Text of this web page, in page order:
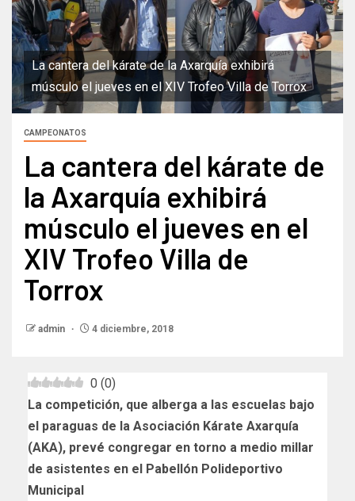
La cantera del kárate de la Axarquía exhibirá
músculo el jueves en el XIV Trofeo Villa de Torrox
CAMPEONATOS
La cantera del kárate de
la Axarquía exhibirá
músculo el jueves en el
XIV Trofeo Villa de
Torrox
admin 4 diciembre, 2018
0 (0)
La competición, que alberga a las escuelas bajo
el paraguas de la Asociación Kárate Axarquía
(AKA), prevé congregar en torno a medio millar
de asistentes en el Pabellón Polideportivo
Municipal